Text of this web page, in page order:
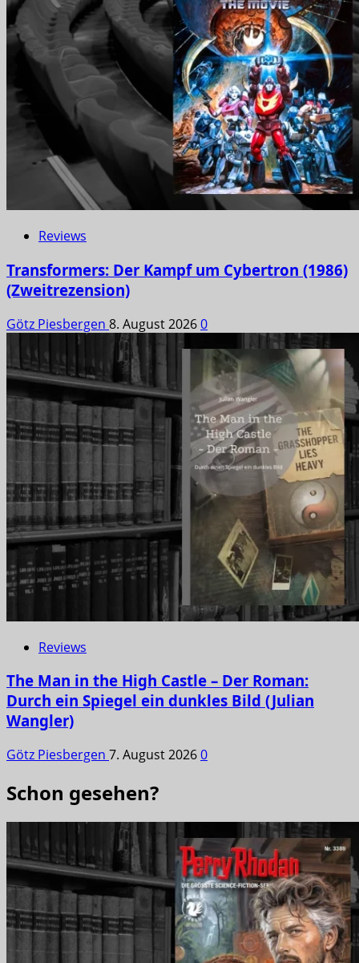
Reviews
Transformers: Der Kampf um Cybertron (1986)
(Zweitrezension)
Götz Piesbergen 8. August 20260
Reviews
The Man in the High Castle – Der Roman:
Durch ein Spiegel ein dunkles Bild (Julian
Wangler)
Götz Piesbergen 7. August 20260
Schon gesehen?